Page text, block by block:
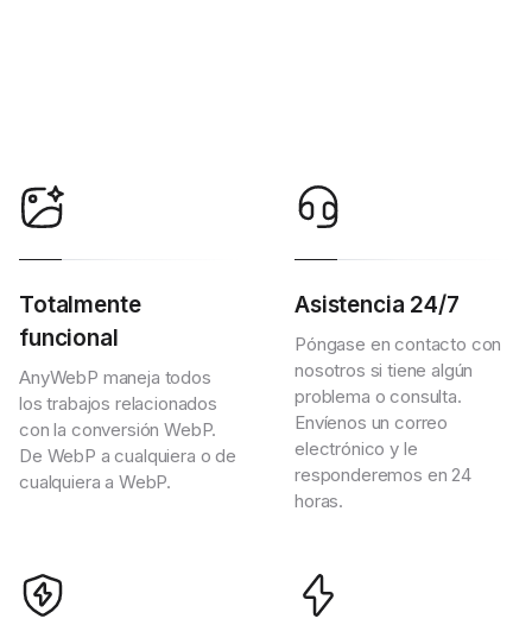
Totalmente
funcional
AnyWebP maneja todos
los trabajos relacionados
con la conversión WebP.
De WebP a cualquiera o de
cualquiera a WebP.
Asistencia 24/7
Póngase en contacto con
nosotros si tiene algún
problema o consulta.
Envíenos un correo
electrónico y le
responderemos en 24
horas.